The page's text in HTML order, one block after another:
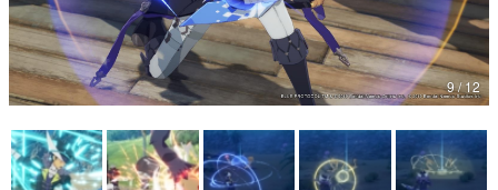
カテゴリ
特集記事
マンガ
女性向け
9 / 12